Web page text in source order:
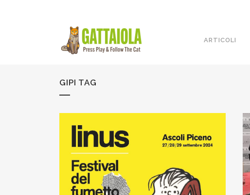
ARTICOLI
GIPI TAG